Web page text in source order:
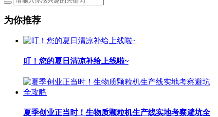
为你推荐
叮！您的夏日清凉补给上线啦~
夏季创业正当时！生物质颗粒机生产线实地考察避坑全